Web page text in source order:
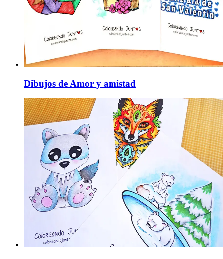
Dibujos de Amor y amistad